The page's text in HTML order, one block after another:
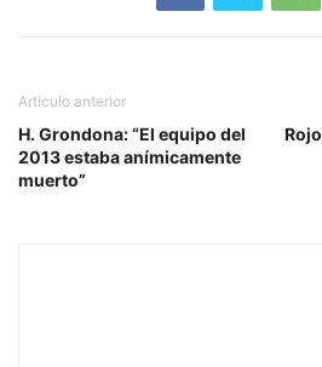
Artículo anterior
H. Grondona: “El equipo del
2013 estaba anímicamente
muerto”